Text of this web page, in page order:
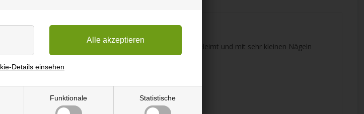
Funktionale Statistische
Details einsehen
mit 4 Seiten und einem festen Boden. Die Seiten sind geleimt und mit sehr kleinen Nägeln
und genießen die schöne Kiefer-Struktur.
Sperrholzkisten machen. Nur die Fantasie setzt Grenzen.